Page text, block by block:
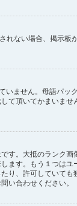
ない場合、掲示
いません。母語パ
て頂いてかまいま
す。大抵のランク
ます。もう１つは
り、許可していて
い合わせください。